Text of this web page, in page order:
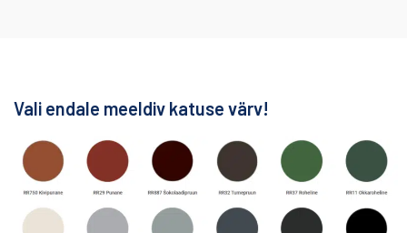
Vali endale meeldiv katuse värv!